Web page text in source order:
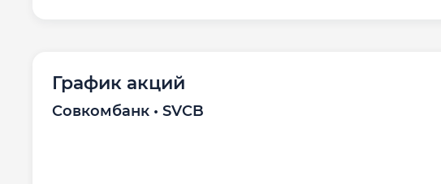
График акций
Совкомбанк • SVCB